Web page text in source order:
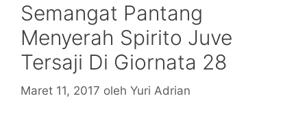
Semangat Pantang
Menyerah Spirito Juve
Tersaji Di Giornata 28
Maret 11, 2017 oleh Yuri Adrian